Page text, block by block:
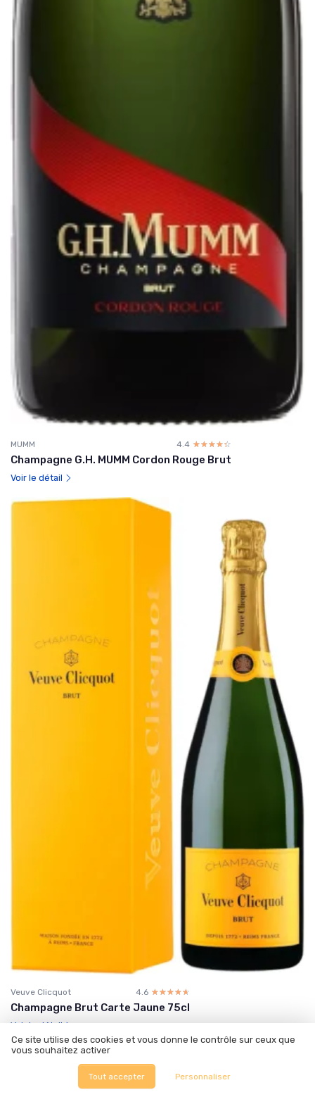
MUMM 4.4 ☆☆☆☆☆
★★★★★
Champagne G.H. MUMM Cordon Rouge Brut
Voir le détail
Veuve Clicquot 4.6 ☆☆☆☆☆
★★★★★
Champagne Brut Carte Jaune 75cl
Voir le détail
‹‹ ‹ 1 2
Ce site utilise des cookies et vous donne le contrôle sur ceux que
vous souhaitez activer
Tout accepter Personnaliser